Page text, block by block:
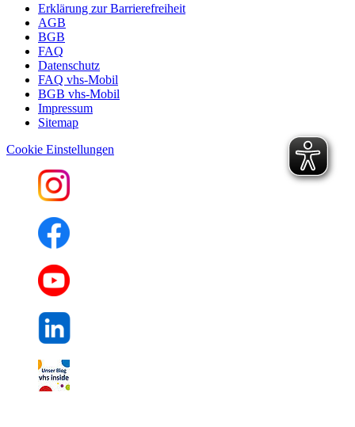
Erklärung zur Barrierefreiheit
AGB
BGB
FAQ
Datenschutz
FAQ vhs-Mobil
BGB vhs-Mobil
Impressum
Sitemap
Cookie Einstellungen